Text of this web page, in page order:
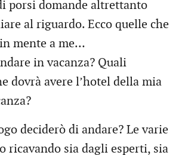
porsi domande altrettanto
al riguardo. Ecco quelle che
mente a me…
in vacanza? Quali
dovrà avere l’hotel della mia
deciderò di andare? Le varie
ricavando sia dagli esperti, sia